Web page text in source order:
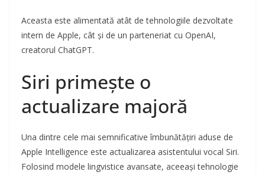
Aceasta este alimentată atât de tehnologiile dezvoltate
intern de Apple, cât și de un parteneriat cu OpenAI,
creatorul ChatGPT.
Siri primește o
actualizare majoră
Una dintre cele mai semnificative îmbunătățiri aduse de
Apple Intelligence este actualizarea asistentului vocal Siri.
Folosind modele lingvistice avansate, aceeași tehnologie